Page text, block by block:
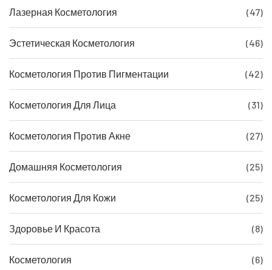
Лазерная Косметология (47)
Эстетическая Косметология (46)
Косметология Против Пигментации (42)
Косметология Для Лица (31)
Косметология Против Акне (27)
Домашняя Косметология (25)
Косметология Для Кожи (25)
Здоровье И Красота (8)
Косметология (6)